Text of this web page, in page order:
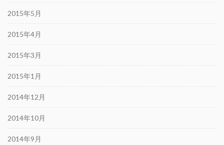
2015年5月
2015年4月
2015年3月
2015年1月
2014年12月
2014年10月
2014年9月